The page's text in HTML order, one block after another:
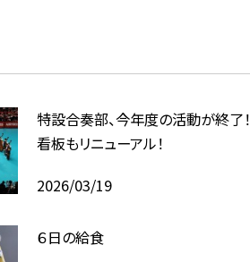
特設合奏部、今年度の活動が終了！
看板もリニューアル！
2026/03/19
６日の給食